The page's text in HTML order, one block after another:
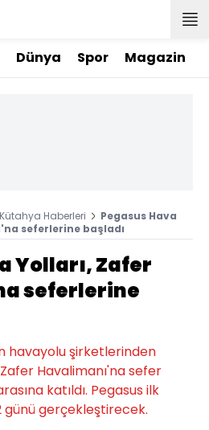
Dünya Spor Magazin
Kütahya Haberleri
Pegasus Hava
seferlerine başladı
Yolları, Zafer
seferlerine
havayolu şirketlerinden
Havalimanı'na sefer
katıldı. Pegasus ilk
günü gerçekleştirecek.